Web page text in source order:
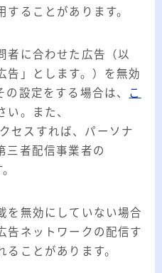
することがあります。
者に合わせた広告（以
告」とします。）を無効
の設定をする場合は、 こ
い。また、
セスすれば、パーソナ
三者配信事業者の
を無効にしていない場合
告ネットワークの配信す
ることがあります。